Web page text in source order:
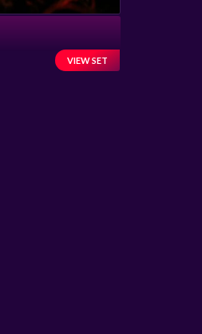
VIEW SET